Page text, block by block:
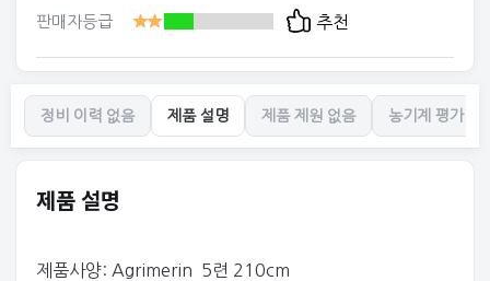
판매자등급 추천
정비 이력 없음 제품 설명 제품 제원 없음 농기계 평가 없
제품 설명
제품사양: Agrimerin 5련 210cm